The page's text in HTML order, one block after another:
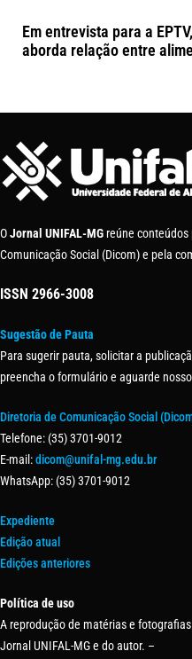
Em entrevista para a
aborda relação entre
OJornal UNIFAL-MG reúne
Comunicação Social (Dicom) e pela
ISSN 2966-3008
Sugestão de Pauta
Para sugerir pauta, solicitar a
preencha o formulário e aguarde
Diretoria de Comunicação Social
Telefone: (35) 3701-9012
E-mail:dicom@unifal-mg.edu.br
WhatsApp: (35) 3701-9012
Expediente
Edição atual
Edições anteriores
Política de uso
A reprodução de matérias e
Jornal UNIFAL-MG e do autor. –